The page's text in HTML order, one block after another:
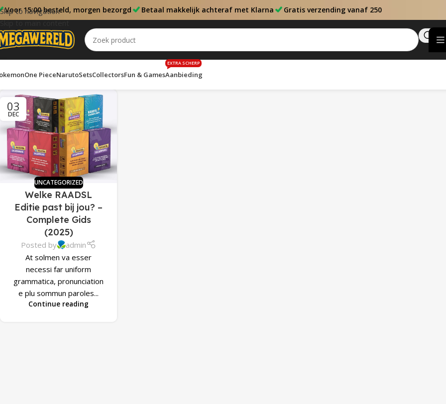
Skip to navigation
Skip to main content
Voor 15:00 besteld, morgen bezorgd Betaal makkelijk achteraf met Klarna Gratis verzending vanaf 250
One PieceNarutoSetsCollectorsFun & GamesAanbieding
EXTRA SCHERP
03
DEC
UNCATEGORIZED
Welke RAADSL
Editie past bij jou? –
Complete Gids
(2025)
Posted by
admin
At solmen va esser
necessi far uniform
grammatica, pronunciation
e plu sommun paroles...
Continue reading